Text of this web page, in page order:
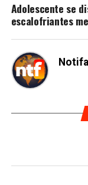
Adolescente se
escalofriantes